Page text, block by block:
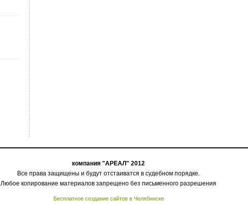
компания "АРЕАЛ" 2012
Все права защищены и будут отстаиватся в судебном порядке.
Любое копирование материалов запрещено без письменного разрешения
Бесплатное создание сайтов в Челябинске